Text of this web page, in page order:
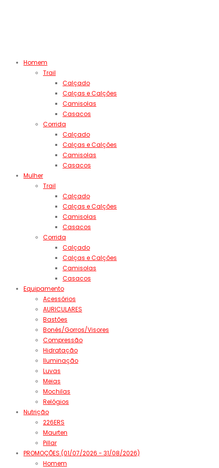
Homem
Trail
Calçado
Calças e Calções
Camisolas
Casacos
Corrida
Calçado
Calças e Calções
Camisolas
Casacos
Mulher
Trail
Calçado
Calças e Calções
Camisolas
Casacos
Corrida
Calçado
Calças e Calções
Camisolas
Casacos
Equipamento
Acessórios
AURICULARES
Bastões
Bonés/Gorros/Visores
Compressão
Hidratação
Iluminação
Luvas
Meias
Mochilas
Relógios
Nutrição
226ERS
Maurten
Pillar
PROMOÇÕES (01/07/2026 - 31/08/2026)
Homem